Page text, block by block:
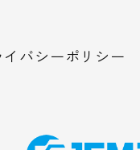
バシーポリシー